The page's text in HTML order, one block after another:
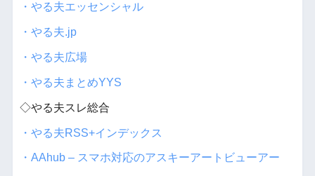
・やる夫エッセンシャル
・やる夫.jp
・やる夫広場
・やる夫まとめYYS
◇やる夫スレ総合
・やる夫RSS+インデックス
・AAhub – スマホ対応のアスキーアートビューアー